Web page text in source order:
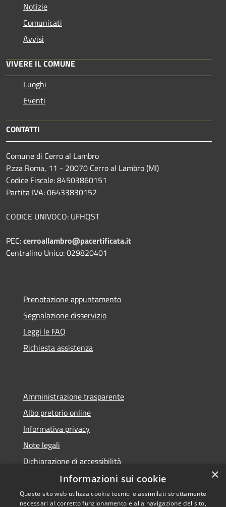
Notizie
Comunicati
Avvisi
VIVERE IL COMUNE
Luoghi
Eventi
CONTATTI
Comune di Cerro al Lambro
P.zza Roma, 11 - 20070 Cerro al Lambro (MI)
Codice Fiscale: 84503860151
Partita IVA: 06433830152
CODICE UNIVOCO: UFHQST
PEC:cerroallambro@pacertificata.it
Centralino Unico: 029820401
Prenotazione appuntamento
Segnalazione disservizio
Leggi le FAQ
Richiesta assistenza
Amministrazione trasparente
Albo pretorio online
Informativa privacy
Note legali
Dichiarazione di accessibilità
×
Informazioni sui cookie
Questo sito web utilizza cookie tecnici e assimilati strettamente
necessari al corretto funzionamento e alla navigazione del sito,